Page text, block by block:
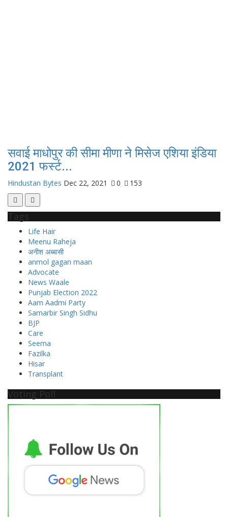
सवाई माधोपुर की सीमा मीणा ने मिसेज एशिया इंडिया
2021 फर्स्ट...
Hindustan Bytes Dec 22, 2021 0 153
Tags
Life Hair
Meenu Raheja
अनीश अब्बासी
anmol gagan maan
Advocate
News Waale
Punjab Election 2022
Aam Aadmi Party
Samarbir Singh Sidhu
BJP
Care
Seema
Fazilka
Hisar
Transplant
Voting Poll